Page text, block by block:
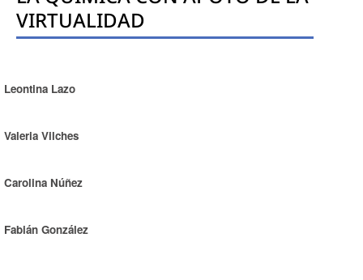
VIRTUALIDAD
Autores/as
Leontina Lazo
Valeria Vilches
Carolina Núñez
Fabián González